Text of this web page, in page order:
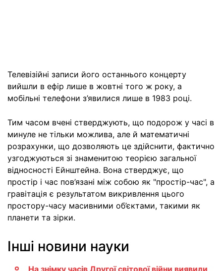
Телевізійні записи його останнього концерту
вийшли в ефір лише в жовтні того ж року, а
мобільні телефони з’явилися лише в 1983 році.
Тим часом вчені стверджують, що подорож у часі в
минуле не тільки можлива, але й математичні
розрахунки, що дозволяють це здійснити, фактично
узгоджуються зі знаменитою теорією загальної
відносності Ейнштейна. Вона стверджує, що
простір і час пов’язані між собою як "простір-час", а
гравітація є результатом викривлення цього
простору-часу масивними об’єктами, такими як
планети та зірки.
Інші новини науки
На знімку часів Другої світової війни виявили